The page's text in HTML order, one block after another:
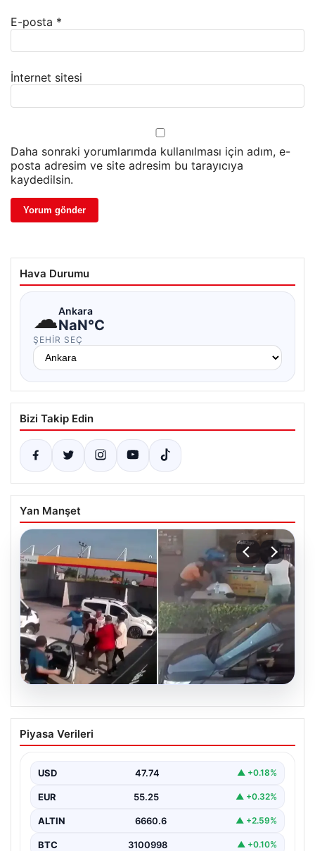
E-posta *
İnternet sitesi
Daha sonraki yorumlarımda kullanılması için adım, e-
posta adresim ve site adresim bu tarayıcıya
kaydedilsin.
Hava Durumu
☁Ankara
NaN°C
ŞEHIR SEÇ
Bizi Takip Edin
Yan Manşet
Başpehlivan benzin istasyonunda
saldırıya uğradı: ‘Beni burada tehdit
{“title”: “Başpehlivan Serhat Elvan, Benzin İstasyonunda
“…
Piyasa Verileri
USD 47.74 ▲ +0.18%
EUR 55.25 ▲ +0.32%
ALTIN 6660.6 ▲ +2.59%
BTC 3100998 ▲ +0.10%